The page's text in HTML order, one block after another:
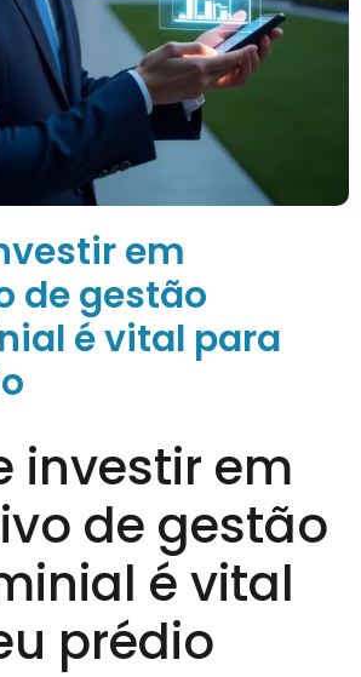
em
de gestão
é vital para
investir em
de gestão
é vital
prédio